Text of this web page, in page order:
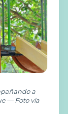
a
— Foto vía